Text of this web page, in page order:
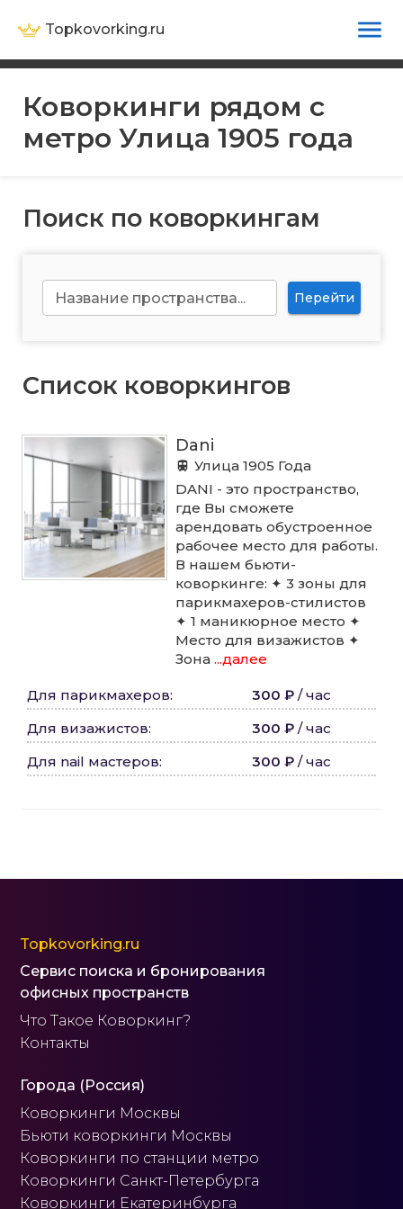
Topkovorking.ru
Коворкинги рядом с
метро Улица 1905 года
Поиск по коворкингам
Название пространства... Перейти
Список коворкингов
Dani
Улица 1905 Года
DANI - это пространство,
где Вы сможете
арендовать обустроенное
рабочее место для работы.
В нашем бьюти-
коворкинге: ✦ 3 зоны для
парикмахеров-стилистов
✦ 1 маникюрное место ✦
Место для визажистов ✦
Зона ...далее
Для парикмахеров: 300 ₽ / час
Для визажистов: 300 ₽ / час
Для nail мастеров: 300 ₽ / час
Topkovorking.ru
Сервис поиска и бронирования
офисных пространств
Что Такое Коворкинг?
Контакты
Города (Россия)
Коворкинги Москвы
Бьюти коворкинги Москвы
Коворкинги по станции метро
Коворкинги Санкт-Петербурга
Коворкинги Екатеринбурга